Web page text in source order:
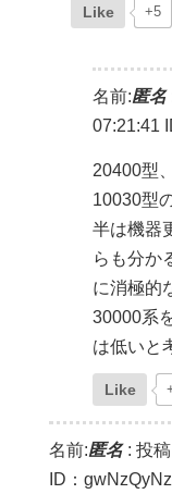
Like +5
名前:匿名
07:21:41
20400型
10030型
半は機器
らも分か
に消極的
30000系
は低いと
Like
名前:匿名: 投
ID：